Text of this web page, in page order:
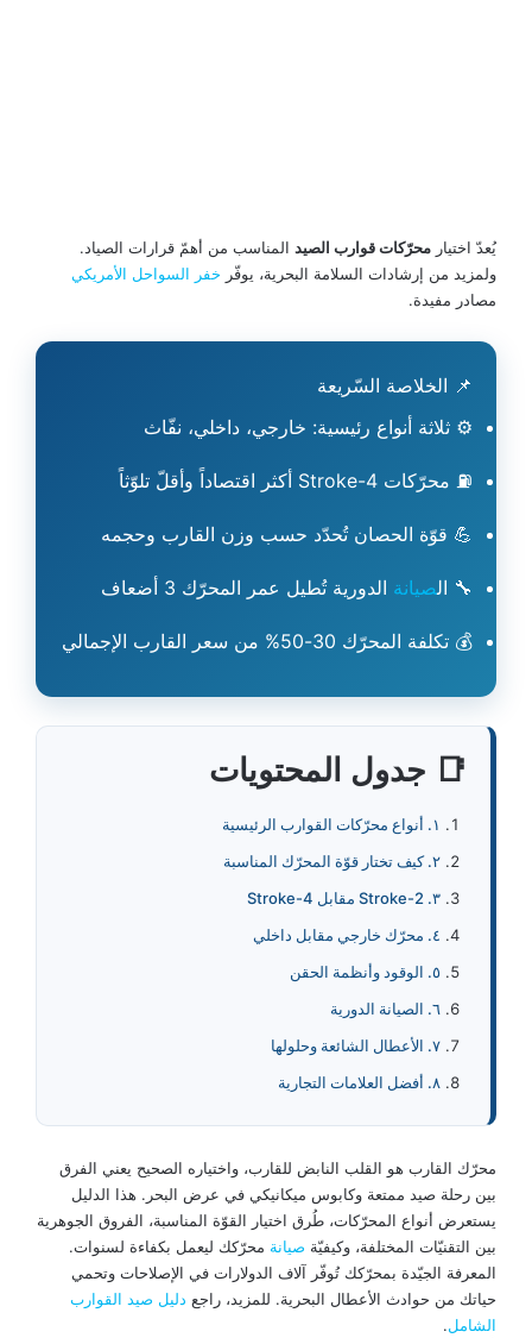
يُعدّ اختيار محرّكات قوارب الصيد المناسب من أهمّ قرارات الصياد.
ولمزيد من إرشادات السلامة البحرية، يوفّر خفر السواحل الأمريكي
مصادر مفيدة.
📌 الخلاصة السّريعة
⚙️ ثلاثة أنواع رئيسية: خارجي، داخلي، نفّاث
⛽ محرّكات 4-Stroke أكثر اقتصاداً وأقلّ تلوّثاً
💪 قوّة الحصان تُحدّد حسب وزن القارب وحجمه
🔧 الصيانة الدورية تُطيل عمر المحرّك 3 أضعاف
💰 تكلفة المحرّك 30-50% من سعر القارب الإجمالي
📑 جدول المحتويات
١. أنواع محرّكات القوارب الرئيسية
٢. كيف تختار قوّة المحرّك المناسبة
٣. 2-Stroke مقابل 4-Stroke
٤. محرّك خارجي مقابل داخلي
٥. الوقود وأنظمة الحقن
٦. الصيانة الدورية
٧. الأعطال الشائعة وحلولها
٨. أفضل العلامات التجارية
محرّك القارب هو القلب النابض للقارب، واختياره الصحيح يعني الفرق
بين رحلة صيد ممتعة وكابوس ميكانيكي في عرض البحر. هذا الدليل
يستعرض أنواع المحرّكات، طُرق اختيار القوّة المناسبة، الفروق الجوهرية
بين التقنيّات المختلفة، وكيفيّة صيانة محرّكك ليعمل بكفاءة لسنوات.
المعرفة الجيّدة بمحرّكك تُوفّر آلاف الدولارات في الإصلاحات وتحمي
حياتك من حوادث الأعطال البحرية. للمزيد، راجع دليل صيد القوارب
الشامل.